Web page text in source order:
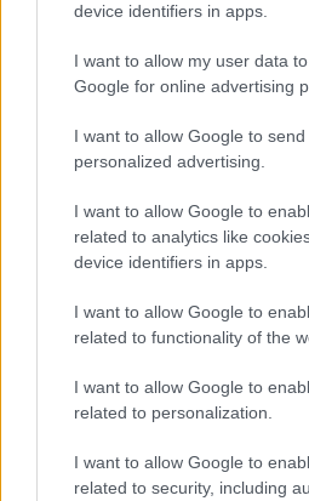
device identifiers in apps.
I want to allow my user data
Google for online advertising
I want to allow Google to send
personalized advertising.
I want to allow Google to
related to analytics like
device identifiers in apps.
I want to allow Google to
related to functionality of the
I want to allow Google to
related to personalization.
I want to allow Google to
related to security, including
Τροχαίο Παντελίδη:
κατάθεση της
Αρναούτη - «Ήταν ενα
Aναφέρθηκε στα
αντιμετωπίζει η κόρη